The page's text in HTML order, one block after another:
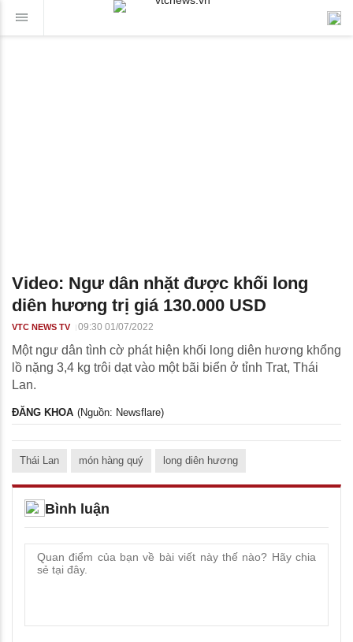
Video: Ngư dân nhặt được khối long
diên hương trị giá 130.000 USD
VTC NEWS TV 09:30 01/07/2022
Một ngư dân tình cờ phát hiện khối long diên hương khổng
lồ nặng 3,4 kg trôi dạt vào một bãi biển ở tỉnh Trat, Thái
Lan.
ĐĂNG KHOA (Nguồn: Newsflare)
Thái Lan món hàng quý long diên hương
Bình luận